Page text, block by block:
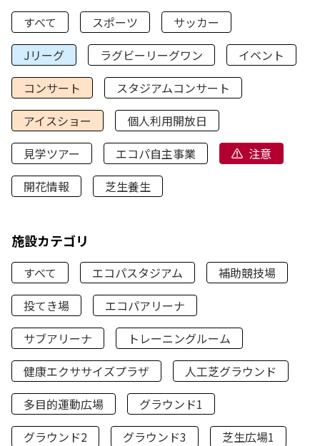
すべて スポーツ
サッカー
Jリーグ
ラグビーリーグワン
イベント
コンサート
スタジアムコンサート
アイスショー
個人利用開放日
見学ツアー
エコパ自主事業
注意
開花情報
芝生養生
施設カテゴリ
すべて エコパスタジアム
補助競技場
投てき場
エコパアリーナ
サブアリーナ
トレーニングルーム
健康エクササイズプラザ
人工芝グラウンド
多目的運動広場
グラウンド1
グラウンド2
グラウンド3
芝生広場1